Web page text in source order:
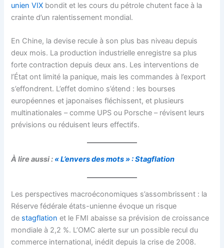
unien VIX bondit et les cours du pétrole chutent face à la
crainte d’un ralentissement mondial.
En Chine, la devise recule à son plus bas niveau depuis
deux mois. La production industrielle enregistre sa plus
forte contraction depuis deux ans. Les interventions de
l’État ont limité la panique, mais les commandes à l’export
s’effondrent. L’effet domino s’étend : les bourses
européennes et japonaises fléchissent, et plusieurs
multinationales – comme UPS ou Porsche – révisent leurs
prévisions ou réduisent leurs effectifs.
À lire aussi : « L’envers des mots » : Stagflation
Les perspectives macroéconomiques s’assombrissent : la
Réserve fédérale états-unienne évoque un risque
de stagflation et le FMI abaisse sa prévision de croissance
mondiale à 2,2 %. L’OMC alerte sur un possible recul du
commerce international, inédit depuis la crise de 2008.